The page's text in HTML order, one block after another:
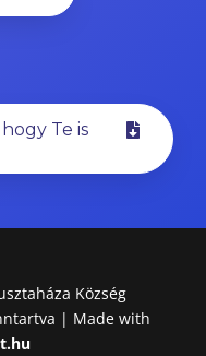
Te is
Község
| Made with